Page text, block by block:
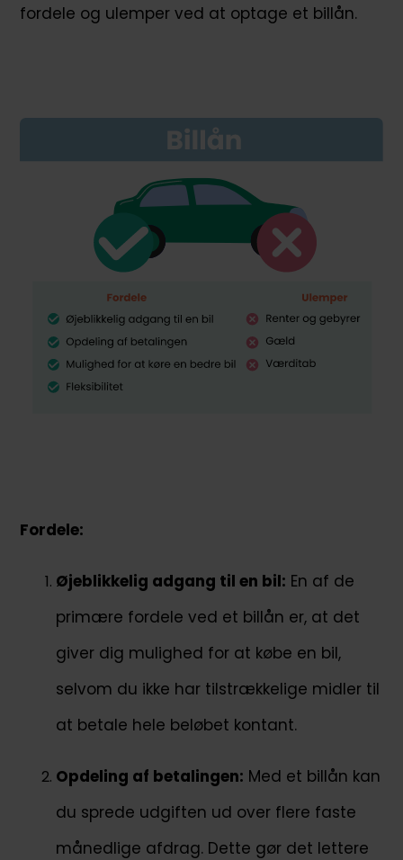
fordele og ulemper ved at optage et billån.
Fordele:
Øjeblikkelig adgang til en bil: En af de
primære fordele ved et billån er, at det
giver dig mulighed for at købe en bil,
selvom du ikke har tilstrækkelige midler til
at betale hele beløbet kontant.
Opdeling af betalingen: Med et billån kan
du sprede udgiften ud over flere faste
månedlige afdrag. Dette gør det lettere